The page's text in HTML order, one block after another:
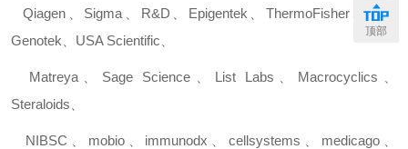
Qiagen Sigma R&D Epigentek ThermoFisher、DNA
Genotek
USA Scientific
Matreya、 Sage Science List Labs Macrocyclics
Steraloids
NIBSC mobio、 immunodx 、cellsystems medicago
顶部